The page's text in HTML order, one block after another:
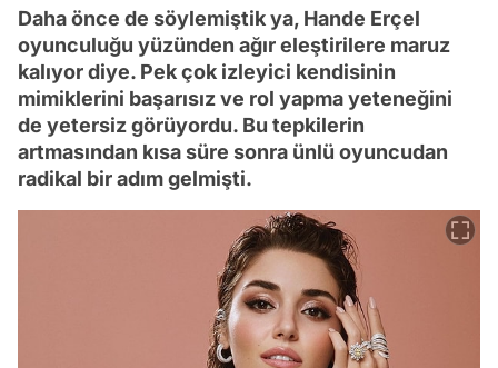
Daha önce de söylemiştik ya, Hande Erçel
oyunculuğu yüzünden ağır eleştirilere maruz
kalıyor diye. Pek çok izleyici kendisinin
mimiklerini başarısız ve rol yapma yeteneğini
de yetersiz görüyordu. Bu tepkilerin
artmasından kısa süre sonra ünlü oyuncudan
radikal bir adım gelmişti.